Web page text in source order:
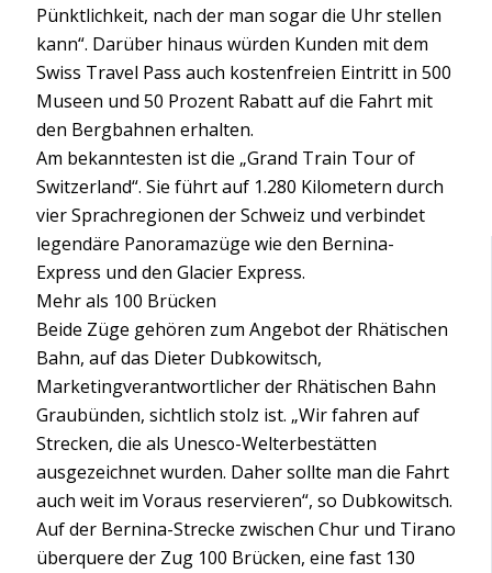
Pünktlichkeit, nach der man sogar die Uhr stellen
kann“. Darüber hinaus würden Kunden mit dem
Swiss Travel Pass auch kostenfreien Eintritt in 500
Museen und 50 Prozent Rabatt auf die Fahrt mit
den Bergbahnen erhalten.
Am bekanntesten ist die „Grand Train Tour of
Switzerland“. Sie führt auf 1.280 Kilometern durch
vier Sprachregionen der Schweiz und verbindet
legendäre Panoramazüge wie den Bernina-
Express und den Glacier Express.
Mehr als 100 Brücken
Beide Züge gehören zum Angebot der Rhätischen
Bahn, auf das Dieter Dubkowitsch,
Marketingverantwortlicher der Rhätischen Bahn
Graubünden, sichtlich stolz ist. „Wir fahren auf
Strecken, die als Unesco-Welterbestätten
ausgezeichnet wurden. Daher sollte man die Fahrt
auch weit im Voraus reservieren“, so Dubkowitsch.
Auf der Bernina-Strecke zwischen Chur und Tirano
überquere der Zug 100 Brücken, eine fast 130